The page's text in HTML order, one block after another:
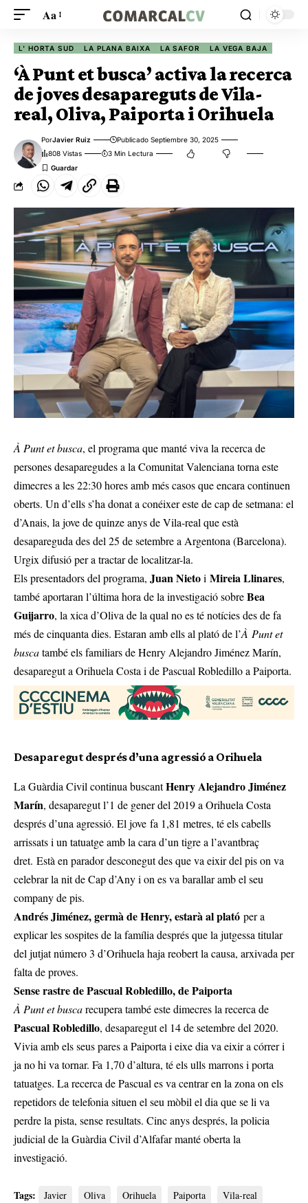
Aa
L' HORTA SUD LA PLANA BAIXA LA SAFOR LA VEGA BAJA
‘À Punt et busca’ activa la recerca
de joves desapareguts de Vila-
real, Oliva, Paiporta i Orihuela
PorJavier Ruiz
Publicado Septiembre 30, 2025
808 Vistas
3 Min Lectura
À Punt et busca, el programa que manté viva la recerca de
persones desaparegudes a la Comunitat Valenciana torna este
dimecres a les 22:30 hores amb més casos que encara continuen
oberts. Un d’ells s’ha donat a conéixer este de cap de setmana: el
d’Anais, la jove de quinze anys de Vila-real que està
desapareguda des del 25 de setembre a Argentona (Barcelona).
Urgix difusió per a tractar de localitzar-la.
Els presentadors del programa, Juan Nietoi Mireia Llinares,
també aportaran l’última hora de la investigació sobreBea
Guijarro, la xica d’Oliva de la qual no es té notícies des de fa
més de cinquanta dies. Estaran amb ells al plató de l’À Punt et
buscatambé els familiars de Henry Alejandro Jiménez Marín,
desaparegut a Orihuela Costa i de Pascual Robledillo a Paiporta.
Desaparegut després d’una agressió a Orihuela
La Guàrdia Civil continua buscantHenry Alejandro Jiménez
Marín, desaparegut l’1 de gener del 2019 a Orihuela Costa
després d’una agressió. El jove fa 1,81 metres, té els cabells
arrissats i un tatuatge amb la cara d’un tigre a l’avantbraç
dret. Està en parador desconegut des que va eixir del pis on va
celebrar la nit de Cap d’Any i on es va barallar amb el seu
company de pis.
Andrés Jiménez, germà de Henry, estarà al plató per a
explicar les sospites de la família després que la jutgessa titular
del jutjat número 3 d’Orihuela haja reobert la causa, arxivada per
falta de proves.
Sense rastre de Pascual Robledillo, de Paiporta
À Punt et buscarecupera també este dimecres la recerca de
Pascual Robledillo, desaparegut el 14 de setembre del 2020.
Vivia amb els seus pares a Paiporta i eixe dia va eixir a córrer i
ja no hi va tornar. Fa 1,70 d’altura, té els ulls marrons i porta
tatuatges. La recerca de Pascual es va centrar en la zona on els
repetidors de telefonia situen el seu mòbil el dia que se li va
perdre la pista, sense resultats. Cinc anys després, la policia
judicial de la Guàrdia Civil d’Alfafar manté oberta la
investigació.
Tags: Javier Oliva Orihuela Paiporta Vila-real